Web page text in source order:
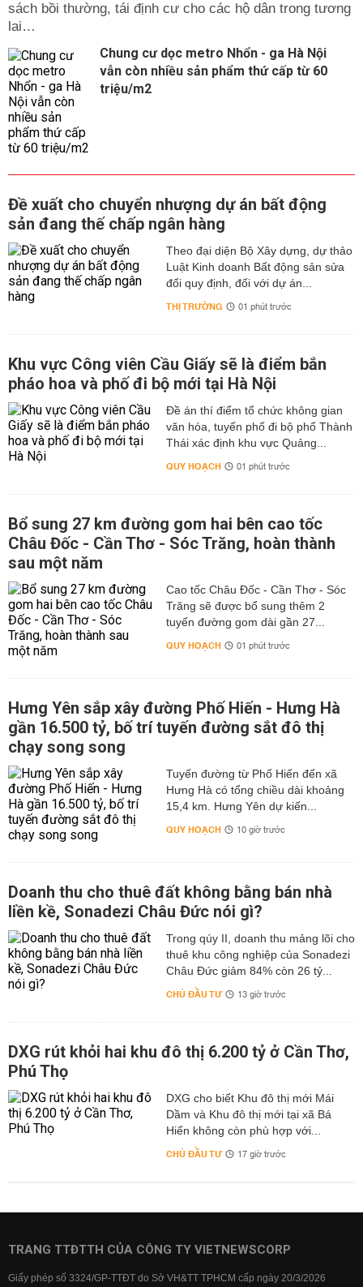
sách bồi thường, tái định cư cho các hộ dân trong tương
lai…
Chung cư dọc metro Nhổn - ga Hà Nội
vẫn còn nhiều sản phẩm thứ cấp từ 60
triệu/m2
Đề xuất cho chuyển nhượng dự án bất động
sản đang thế chấp ngân hàng
Theo đại diện Bộ Xây dựng, dự thảo
Luật Kinh doanh Bất động sản sửa
đổi quy định, đối với dự án...
THỊ TRƯỜNG 01 phút trước
Khu vực Công viên Cầu Giấy sẽ là điểm bắn
pháo hoa và phố đi bộ mới tại Hà Nội
Đề án thí điểm tổ chức không gian
văn hóa, tuyến phố đi bộ phố Thành
Thái xác định khu vực Quảng...
QUY HOẠCH 01 phút trước
Bổ sung 27 km đường gom hai bên cao tốc
Châu Đốc - Cần Thơ - Sóc Trăng, hoàn thành
sau một năm
Cao tốc Châu Đốc - Cần Thơ - Sóc
Trăng sẽ được bổ sung thêm 2
tuyến đường gom dài gần 27...
QUY HOẠCH 01 phút trước
Hưng Yên sắp xây đường Phố Hiến - Hưng Hà
gần 16.500 tỷ, bố trí tuyến đường sắt đô thị
chạy song song
Tuyến đường từ Phố Hiến đến xã
Hưng Hà có tổng chiều dài khoảng
15,4 km. Hưng Yên dự kiến...
QUY HOẠCH 10 giờ trước
Doanh thu cho thuê đất không bằng bán nhà
liền kề, Sonadezi Châu Đức nói gì?
Trong qúy II, doanh thu mảng lõi cho
thuê khu công nghiệp của Sonadezi
Châu Đức giảm 84% còn 26 tỷ...
CHỦ ĐẦU TƯ 13 giờ trước
DXG rút khỏi hai khu đô thị 6.200 tỷ ở Cần Thơ,
Phú Thọ
DXG cho biết Khu đô thị mới Mái
Dầm và Khu đô thị mới tại xã Bá
Hiến không còn phù hợp với...
CHỦ ĐẦU TƯ 17 giờ trước
TRANG TTĐTTH CỦA CÔNG TY VIETNEWSCORP
Giấy phép số 3324/GP-TTĐT do Sở VH&TT TPHCM cấp ngày 20/3/2026